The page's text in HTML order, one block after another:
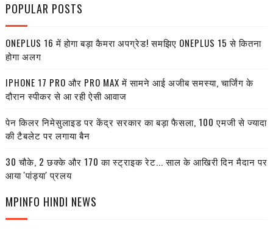
POPULAR POSTS
ONEPLUS 16 में होगा बड़ा कैमरा अपग्रेड! समझिए ONEPLUS 15 से कितना
होगा अलग
IPHONE 17 PRO और PRO MAX में सामने आई अजीब समस्या, चार्जिंग के
दौरान स्पीकर से आ रही ऐसी आवाज
पेन किलर निमेसुलाइड पर केंद्र सरकार का बड़ा फैसला, 100 एमजी से ज्यादा
की टैबलेट पर लगाया बैन
30 चौके, 2 छक्के और 170 का स्ट्राइक रेट... साल के आखिरी दिन मैदान पर
आया 'पांड्या' प्रलय
MPINFO HINDI NEWS